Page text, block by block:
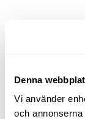
Denna
Vi använder
och